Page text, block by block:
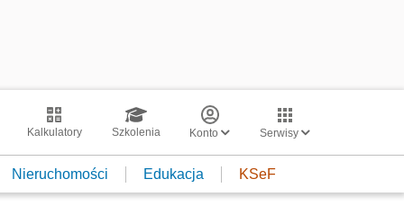
Kalkulatory Szkolenia Konto Serwisy
Nieruchomości Edukacja KSeF